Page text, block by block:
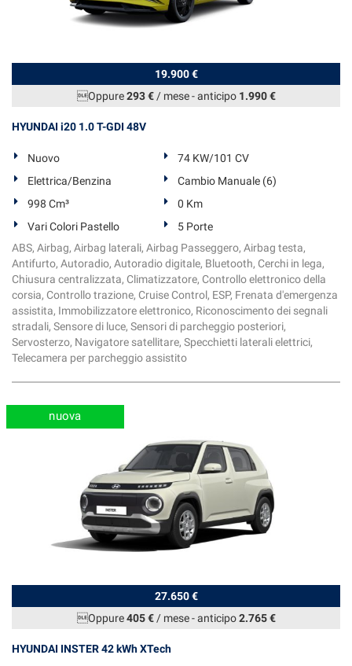
19.900 €
Oppure293 €/ mese-anticipo 1.990 €
HYUNDAI i20 1.0 T-GDI 48V
Nuovo
74 KW/101 CV
Elettrica/Benzina
Cambio Manuale (6)
998 Cm³
0 Km
Vari Colori Pastello
5 Porte
ABS, Airbag, Airbag laterali, Airbag Passeggero, Airbag testa,
Antifurto, Autoradio, Autoradio digitale, Bluetooth, Cerchi in lega,
Chiusura centralizzata, Climatizzatore, Controllo elettronico della
corsia, Controllo trazione, Cruise Control, ESP, Frenata d'emergenza
assistita, Immobilizzatore elettronico, Riconoscimento dei segnali
stradali, Sensore di luce, Sensori di parcheggio posteriori,
Servosterzo, Navigatore satellitare, Specchietti laterali elettrici,
Telecamera per parcheggio assistito
27.650 €
Oppure405 €/ mese-anticipo2.765 €
nuova
HYUNDAI INSTER 42 kWh XTech
Cookie per il miglioramento dell'esperienza utente
Cookie di marketing
Leggi
la
cookie
policy
Salva
le